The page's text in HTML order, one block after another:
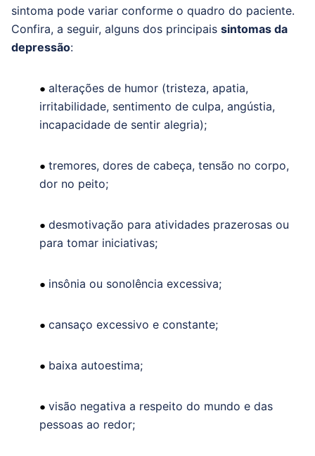
sintoma pode variar conforme o quadro do paciente.
Confira, a seguir, alguns dos principais sintomas da
depressão:
● alterações de humor (tristeza, apatia,
irritabilidade, sentimento de culpa, angústia,
incapacidade de sentir alegria);
● tremores, dores de cabeça, tensão no corpo,
dor no peito;
● desmotivação para atividades prazerosas ou
para tomar iniciativas;
● insônia ou sonolência excessiva;
● cansaço excessivo e constante;
● baixa autoestima;
● visão negativa a respeito do mundo e das
pessoas ao redor;